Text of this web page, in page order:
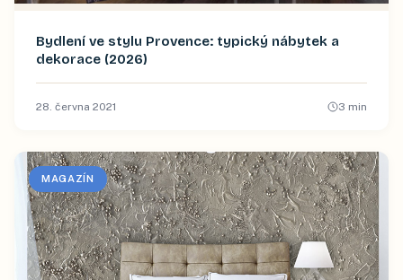
Bydlení ve stylu Provence: typický nábytek a
dekorace (2026)
28. června 2021 3 min
MAGAZÍN